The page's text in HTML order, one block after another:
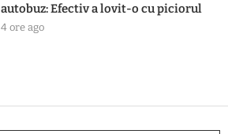
autobuz: Efectiv a lovit-o cu piciorul
4 ore ago